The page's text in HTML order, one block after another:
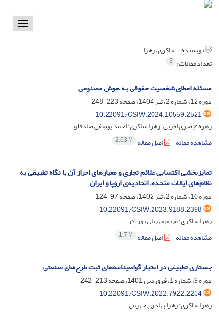
Toggle
نویسنده =شاکری، زهرا
تعداد مقالات: 3
مسئله اعطای شخصیت حقوقی به هوش مصنوعی
دوره 12، شماره 2، تیر 1404، صفحه
223-248
10.22091/CSIW.2024.10559.2521
زهره قیصری اطربی؛ زهرا شاکری؛ احمد یوسفی صادقلو
مشاهده مقاله
اصل مقاله 2.63 M
تمایزبخشی اکتسابی علائم تجاری و معیارهای احراز آن با نگاه تطبیقی به
نظام‌های ایالات متحده، اتحادیه‌ی اروپا و ایران
دوره 10، شماره 2، تیر 1402، صفحه
97-124
10.22091/CSIW.2023.9188.2398
زهرا شاکری؛ مریم مهربان پورآذر
مشاهده مقاله
اصل مقاله 1.7 M
جستاری تطبیقی در اعتبار گواهینامه‌های ثبت طرح‌های صنعتی
دوره 9، شماره 1، فروردین 1401، صفحه
213-242
10.22091/CSIW.2022.7922.2234
زهرا شاکری؛ زهرا بهادری جهرمی